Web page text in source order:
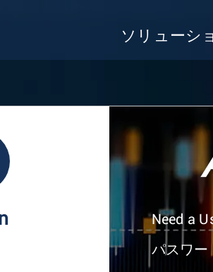
ソリューシ
Need a
パスワー